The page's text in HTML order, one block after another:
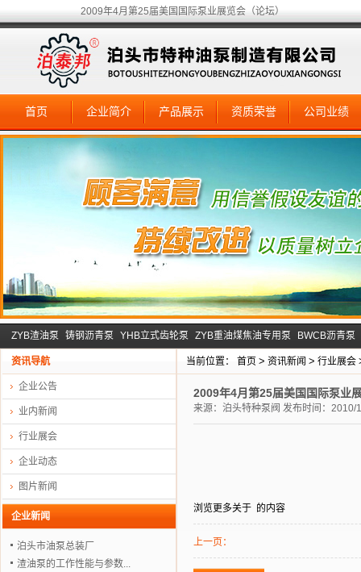
2009年4月第25届美国国际泵业展览会（论坛）
首页 企业简介 产品展示 资质荣誉 公司业绩
ZYB渣油泵 铸钢沥青泵 YHB立式齿轮泵 ZYB重油煤焦油专用泵 BWCB沥青泵
当前位置： 首页 > 资讯新闻 > 行业展会
2009年4月第25届美国国际泵业
来源： 泊头特种泵阀 发布时间：2010/
浏览更多关于 的内容
上一页：
资讯导航
企业公告
业内新闻
行业展会
企业动态
图片新闻
企业新闻
泊头市油泵总装厂
渣油泵的工作性能与参数...